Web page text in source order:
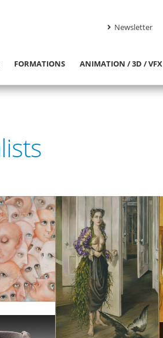
Newsletter
FORMATIONS ANIMATION / 3D / VFX